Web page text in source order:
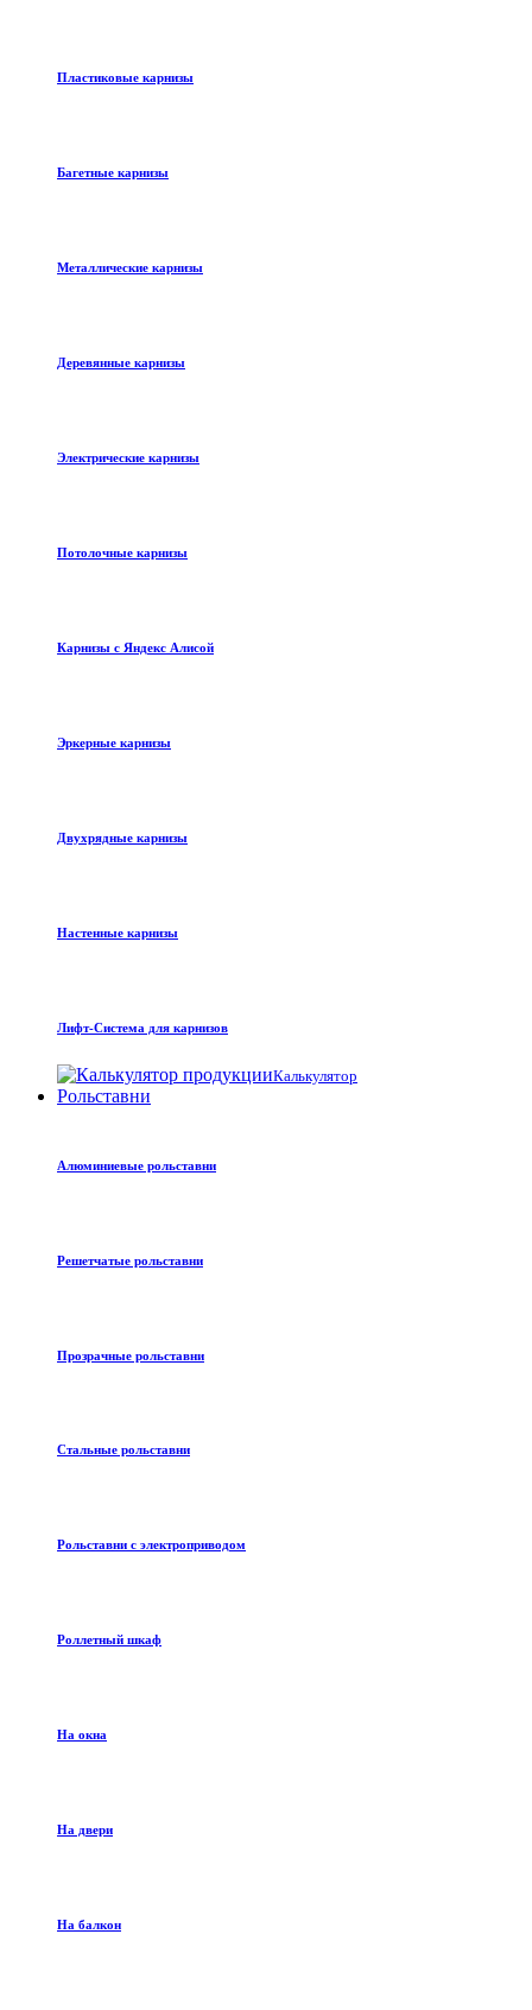
Пластиковые карнизы
Багетные карнизы
Металлические карнизы
Деревянные карнизы
Электрические карнизы
Потолочные карнизы
Карнизы с Яндекс Алисой
Эркерные карнизы
Двухрядные карнизы
Настенные карнизы
Лифт-Система для карнизов
Калькулятор
Рольставни
Алюминиевые рольставни
Решетчатые рольставни
Прозрачные рольставни
Стальные рольставни
Рольставни с электроприводом
Роллетный шкаф
На окна
На двери
На балкон